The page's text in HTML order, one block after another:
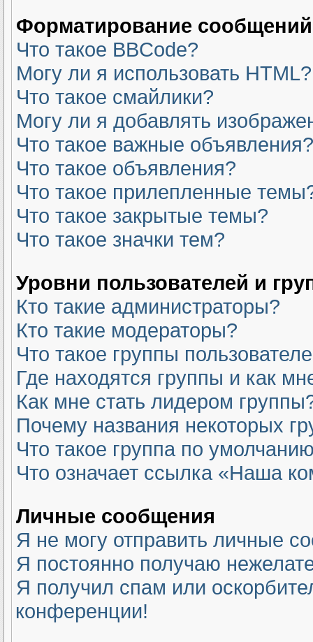
Форматирование
Что такое BBCode?
Могу ли я использовать HTML?
Что такое смайлики?
Могу ли я добавлять
Что такое важные объявления?
Что такое объявления?
Что такое прилепленные
Что такое закрытые темы?
Что такое значки тем?
Уровни пользователей и
Кто такие администраторы?
Кто такие модераторы?
Что такое группы
Где находятся группы и как
Как мне стать лидером
Почему названия некоторых
Что такое группа по
Что означает ссылка «Наша
Личные сообщения
Я не могу отправить личные
Я постоянно получаю
Я получил спам или
конференции!